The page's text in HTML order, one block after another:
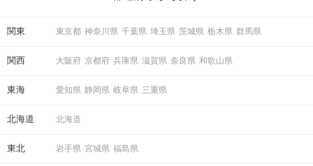
STEP1 受付開始
開催会場のスタッフに、
ださい。
関東 東京都 神奈川県 千葉県 埼玉県 茨城県 栃木県 群馬県
関西 大阪府 京都府 兵庫県 滋賀県 奈良県 和歌山県
東海 愛知県 静岡県 岐阜県 三重県
北海道 北海道
東北 岩手県 宮城県 福島県